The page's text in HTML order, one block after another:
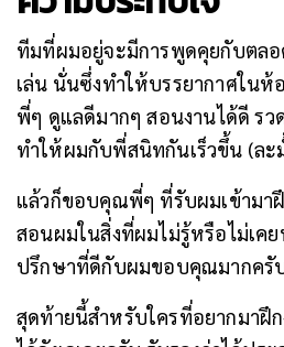
ทีมที่ผมอยู่จะมีการพูดคุยกับตลอ
เล่น นั่นซึ่งทำให้บรรยากาศในห้
พี่ๆ ดูแลดีมากๆ สอนงานได้ดี รว
ทำให้ผมกับพี่สนิทกันเร็วขึ้น (ละ
แล้วก็ขอบคุณพี่ๆ ที่รับผมเข้ามา
สอนผมในสิ่งที่ผมไม่รู้หรือไม่เค
ปรึกษาที่ดีกับผมขอบคุณมากครั
สุดท้ายนี้สำหรับใครที่อยากมาฝึ